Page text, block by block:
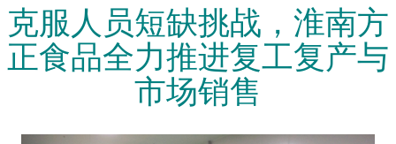
克服人员短缺挑战，淮南方
正食品全力推进复工复产与
市场销售